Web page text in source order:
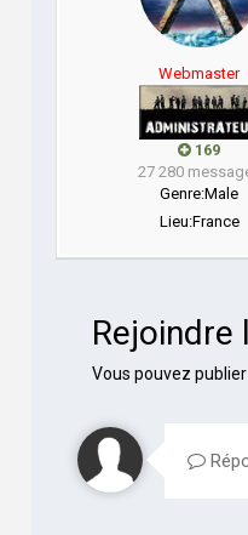
Webmaster
169
27 280
Genre:Male
Lieu:France
Rejoindre
Vous pouvez